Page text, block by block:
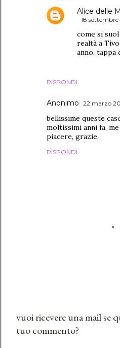
RISPONDI
Alice delle
18 settembre
come si
realtà a
anno, tappa
Anonimo 22 marzo
bellissime queste
moltissimi anni fa,
piacere, grazie.
RISPONDI
P
vuoi ricevere una mail se
tuo commento?